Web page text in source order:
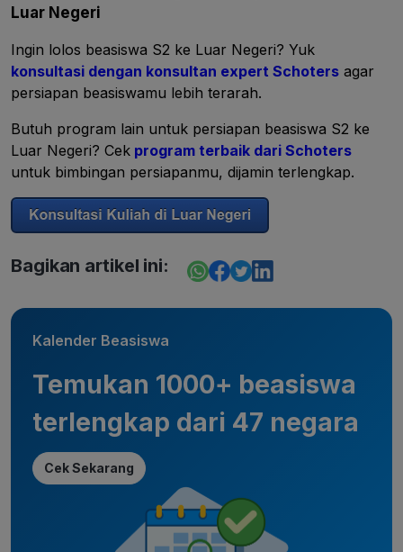
Luar Negeri
Ingin lolos beasiswa S2 ke Luar Negeri? Yuk
konsultasi dengan konsultan expert Schoters agar
persiapan beasiswamu lebih terarah.
Butuh program lain untuk persiapan beasiswa S2 ke
Luar Negeri? Cek program terbaik dari Schoters
untuk bimbingan persiapanmu, dijamin terlengkap.
Bagikan artikel ini:
Kalender Beasiswa
Temukan 1000+ beasiswa
terlengkap dari 47 negara
Cek Sekarang